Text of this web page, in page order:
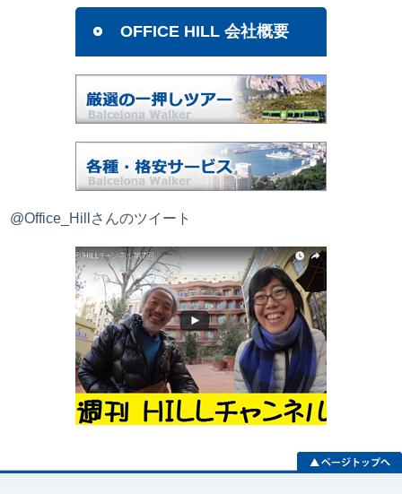
OFFICE HILL 会社概要
@Office_Hillさんのツイート